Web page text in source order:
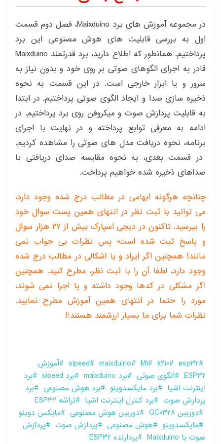
در مجموعه آموزش های برد Maixduino، فصل دوم قسمت
اول به بررسی قابلیت های هوش مصنوعی این برد
پرداختیم. همانطور که اطلاع دارید، برد قدرتمند Maixduino
قادر به اجرای الگوهای صوتی بر روی خود و بدون نیاز به
سرور و یا ابزار خارجی است. در این قسمت به نحوه
ذخیره سازی صدا و ایجاد الگوی صوتی پرداختیم. در ابتدا
به قابلیت پردازش صوت و میکروفن روی برد پرداختیم. در
ادامه به معرفی توابع پرداخته و در نهایت با اجرای
برنامه، نحوه دریافت مدل های صوتی را مشاهده کردیم.
در قسمت بعدی، به نحوه مقایسه صدای دریافتی با
صداهای ذخیره شده خواهیم پرداخت.
چنانچه هرگونه ابهامی در مطالب درج شده وجود دارد،
می توانید با ثبت نظر در انتهای همین پست سوال خود
را بپرسید. تاکنون در دیجی اسپارک بیش از ۲۷ هزار سوال
و پاسخ ثبت شده است؛ پس نظرات بی جواب نمی
مانند! همچنین اگر ایراد و یا اشکالی در مطالب درج شده
وجود دارد، لطفا آن را با ثبت نظر، مطرح کنید. همچنین
اگر مشکلی در کدها وجود داشته و یا اجرا نمی شوند،
مورد را حتما در انتهای همین آموزش مطرح نمایید.
نظرات شما برای ما بسیار ارزشمند هسنند!!
esp32
k210
M1
maixduino
sipeed
آموزش
ESP32
الگوی صوتی برد maixduino برد sipeed
برد
اینترنت اشیا
برد مایکسدوینو برد هوش مصنوعی
برد
پردازش صوت
برد کنترل اینترنت اشیا
تراشه ESP32
دوربین GC0328
دوربین هوش مصنوعی
مایکس دوینو
مایکسدوینو
هوش مصنوعی پردازش صوت
پردازش
صوت با Maixduino
پردازنده ESP32